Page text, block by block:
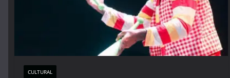
CULTURAL